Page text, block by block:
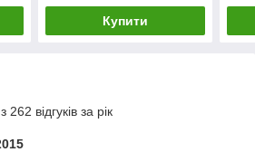
Купити
відгуків за рік